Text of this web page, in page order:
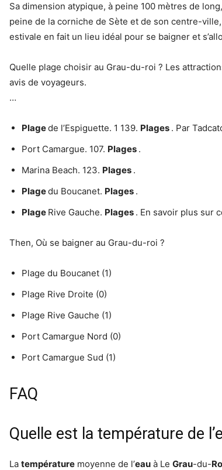
Sa dimension atypique, à peine 100 mètres de
peine de la corniche de Sète et de son centre-
estivale en fait un lieu idéal pour se baigner et
Quelle plage choisir au Grau-du-roi ? Les
avis de voyageurs.
…
Plagede l’Espiguette. 1 139. Plages . Par
Port Camargue. 107. Plages .
Marina Beach. 123. Plages .
Plagedu Boucanet. Plages .
Plage Rive Gauche. Plages . En savoir plus sur
Then, Où se baigner au Grau-du-roi ?
Plage du Boucanet (1)
Plage Rive Droite (0)
Plage Rive Gauche (1)
Port Camargue Nord (0)
Port Camargue Sud (1)
FAQ
Quelle est la température de
La température moyenne de l’eau à Le Grau-du-